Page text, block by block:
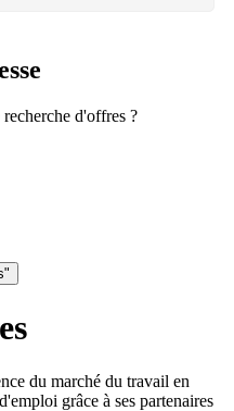
d'offres ?
du marché du travail en
grâce à ses partenaires